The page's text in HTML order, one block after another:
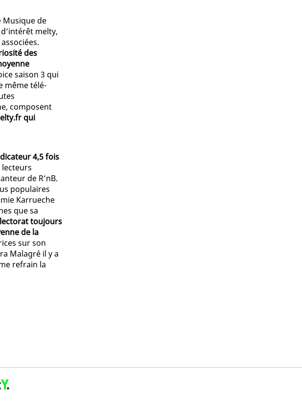
Musique de
melty,
des
saison 3 qui
même télé-
composent
qui
4,5 fois
de R’nB.
populaires
Karrueche
que sa
toujours
de la
sur son
Malagré il y a
refrain la